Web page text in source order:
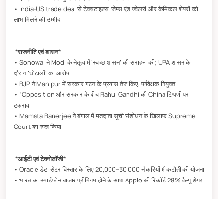
• India-US trade deal से टेक्सटाइल्स, जेम्स एंड ज्वेलरी और केमिकल शेयरों को
लाभ मिलने की उम्मीद
*राजनीति एवं शासन*
• Sonowal ने Modi के नेतृत्व में ‘स्वच्छ शासन’ की सराहना की; UPA शासन के
दौरान ‘घोटालों’ का आरोप
• BJP ने Manipur में सरकार गठन के प्रयास तेज किए, पर्यवेक्षक नियुक्त
• “Opposition और सरकार के बीच Rahul Gandhi की China टिप्पणी पर
टकराव
• Mamata Banerjee ने बंगाल में मतदाता सूची संशोधन के खिलाफ Supreme
Court का रुख किया
*आईटी एवं टेक्नोलॉजी*
• Oracle डेटा सेंटर विस्तार के लिए 20,000–30,000 नौकरियों में कटौती की योजना
• भारत का स्मार्टफोन बाजार प्रीमियम होने के साथ Apple की रिकॉर्ड 28% वैल्यू शेयर